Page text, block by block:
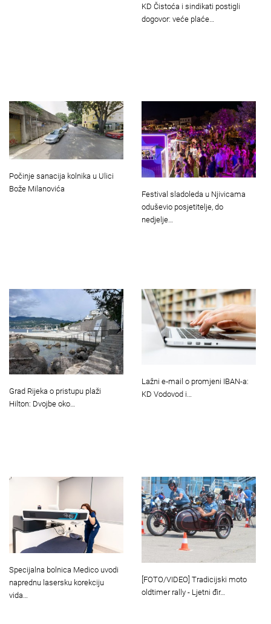
KD Čistoća i sindikati postigli
dogovor: veće plaće…
Počinje sanacija kolnika u Ulici
Bože Milanovića
Festival sladoleda u Njivicama
oduševio posjetitelje, do
nedjelje…
Grad Rijeka o pristupu plaži
Hilton: Dvojbe oko…
Lažni e‑mail o promjeni IBAN-a:
KD Vodovod i…
Specijalna bolnica Medico uvodi
naprednu lasersku korekciju
vida…
[FOTO/VIDEO] Tradicijski moto
oldtimer rally - Ljetni đir…